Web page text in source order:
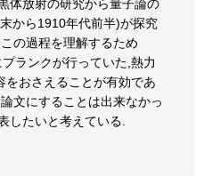
体放射の研究から量子論の
から1910年代前半)が探究
の過程を理解するため
ランクが行っていた,熱力
をおさえることが有効であ
文にすることは出来なかっ
したいと考えている.